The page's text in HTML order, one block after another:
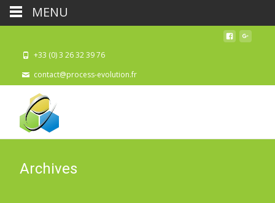
+33 (0) 3 26 32 39 76
contact@process-evolution.fr
Archives
MENU